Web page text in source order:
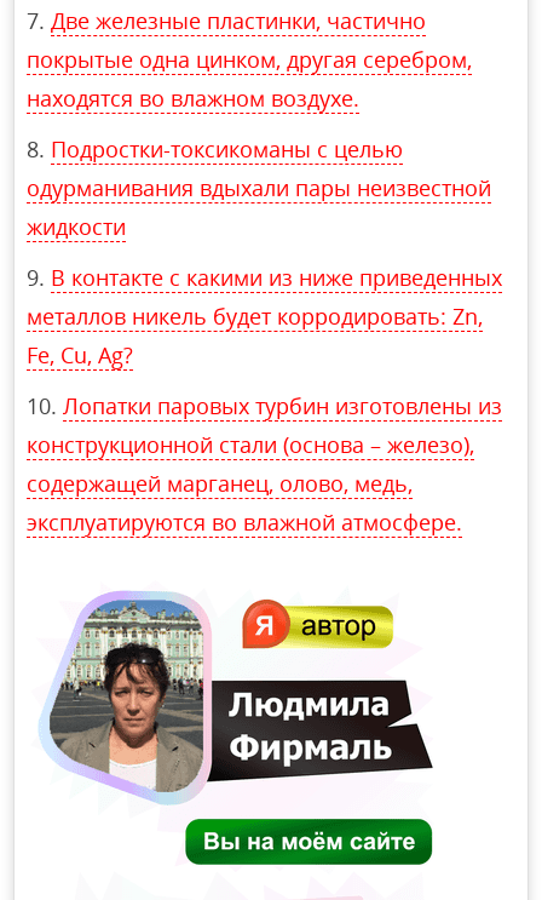
Две железные пластинки, частично
покрытые одна цинком, другая серебром,
находятся во влажном воздухе.
Подростки-токсикоманы с целью
одурманивания вдыхали пары неизвестной
жидкости
В контакте с какими из ниже приведенных
металлов никель будет корродировать: Zn,
Fe, Cu, Ag?
Лопатки паровых турбин изготовлены из
конструкционной стали (основа – железо),
содержащей марганец, олово, медь,
эксплуатируются во влажной атмосфере.